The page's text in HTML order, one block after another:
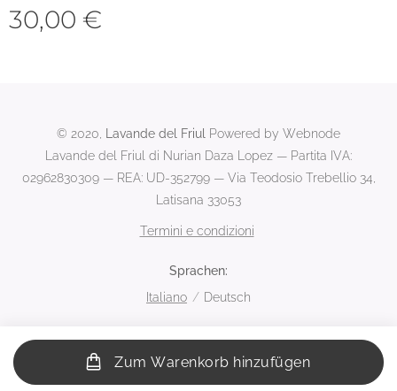
30,00 €
Zum Warenkorb hinzufügen
© 2020, Lavande del Friul
Powered by Webnode
Lavande del Friul di Nurian Daza Lopez — Partita IVA:
02962830309 — REA: UD-352799 — Via Teodosio Trebellio 34,
Latisana 33053
Termini e condizioni
Sprachen
Italiano
Deutsch